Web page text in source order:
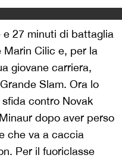
27 minuti di battaglia
Marin Cilic e, per la
giovane carriera,
Slam. Ora lo
contro Novak
dopo aver perso
che va a caccia
Per il fuoriclasse